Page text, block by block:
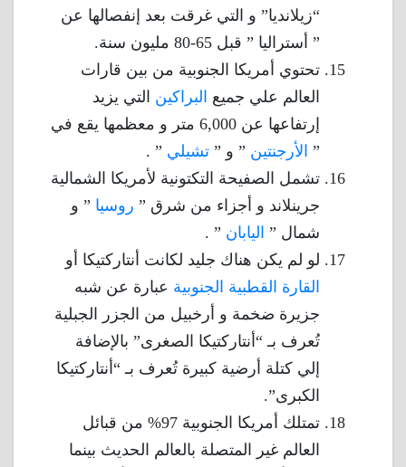
“زيلانديا” و التي غرقت بعد إنفصالها عن
” أستراليا ” قبل 65-80 مليون سنة.
تحتوي أمريكا الجنوبية من بين قارات
العالم علي جميع البراكين التي يزيد
إرتفاعها عن 6,000 متر و معظمها يقع في
” الأرجنتين ” و ” تشيلي ” .
تشمل الصفيحة التكتونية لأمريكا الشمالية
جرينلاند و أجزاء من شرق ” روسيا ” و
شمال ” اليابان ” .
لو لم يكن هناك جليد لكانت أنتاركتيكا أو
القارة القطبية الجنوبية عبارة عن شبه
جزيرة ضخمة و أرخبيل من الجزر الجبلية
تُعرف بـ “أنتاركتيكا الصغرى” بالإضافة
إلي كتلة أرضية كبيرة تُعرف بـ “أنتاركتيكا
الكبرى”.
تمتلك أمريكا الجنوبية 97% من قبائل
العالم غير المتصلة بالعالم الحديث بينما